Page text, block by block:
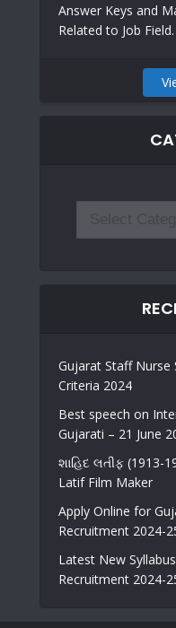
Answer Keys and
Related to Job Field.
Gujarat Staff Nurse
Criteria 2024
Best speech on
Gujarati – 21 June
શાહિદ લતીફ (1913-
Latif Film Maker
Apply Online for
Recruitment 2024-
Latest New
Recruitment 2024-